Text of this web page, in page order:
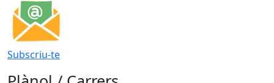
Subscriu-te